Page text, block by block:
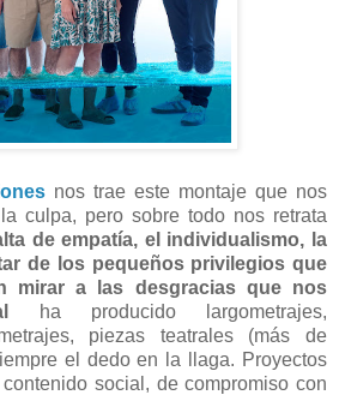
nos trae este montaje que nos
culpa, pero sobre todo nos retrata
de empatía, el individualismo, la
de los pequeños privilegios que
mirar a las desgracias que nos
ha producido largometrajes,
piezas teatrales (más de
el dedo en la llaga. Proyectos
social, de compromiso con